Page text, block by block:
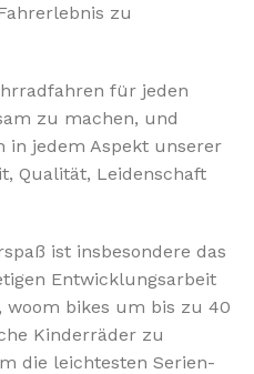
zu
für jeden
zu machen, und
in jedem Aspekt unserer
Qualität, Leidenschaft
ist insbesondere das
Entwicklungsarbeit
woom bikes um bis zu 40
Kinderräder zu
die leichtesten Serien-